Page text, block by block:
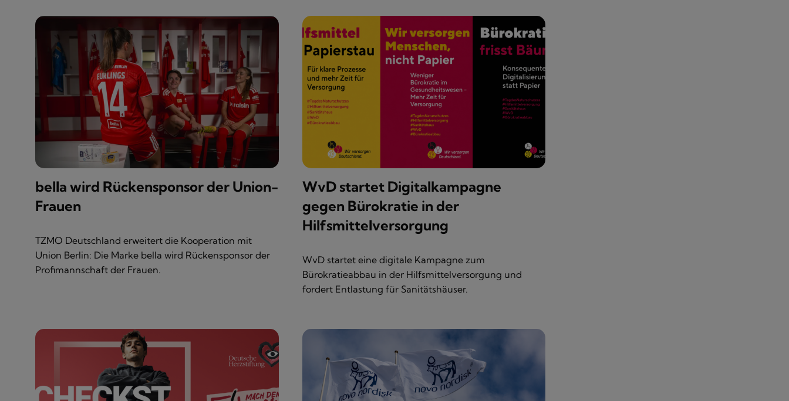
bella wird Rückensponsor der Union-
Frauen
TZMO Deutschland erweitert die Kooperation mit
Union Berlin: Die Marke bella wird Rückensponsor der
Profimannschaft der Frauen.
WvD startet Digitalkampagne
gegen Bürokratie in der
Hilfsmittelversorgung
WvD startet eine digitale Kampagne zum
Bürokratieabbau in der Hilfsmittelversorgung und
fordert Entlastung für Sanitätshäuser.